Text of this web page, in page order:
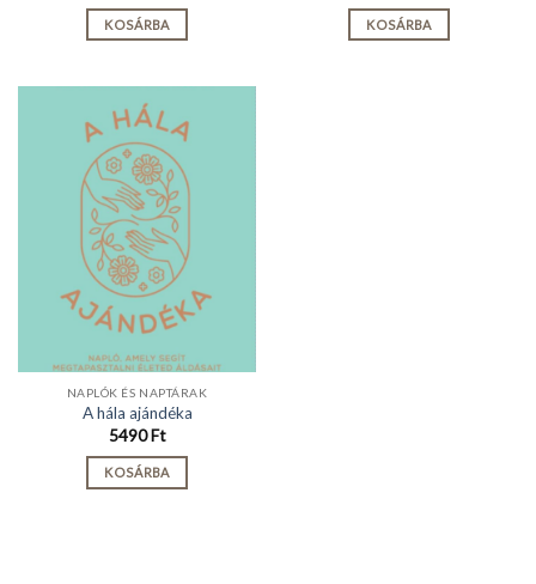
KOSÁRBA KOSÁRBA
NAPLÓK ÉS NAPTÁRAK
A hála ajándéka
5490Ft
KOSÁRBA